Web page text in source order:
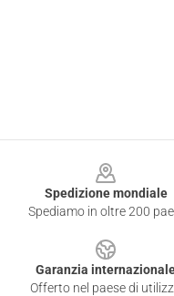
Spedizione mondiale
Spediamo in oltre 200
Garanzia
Offerto nel paese di